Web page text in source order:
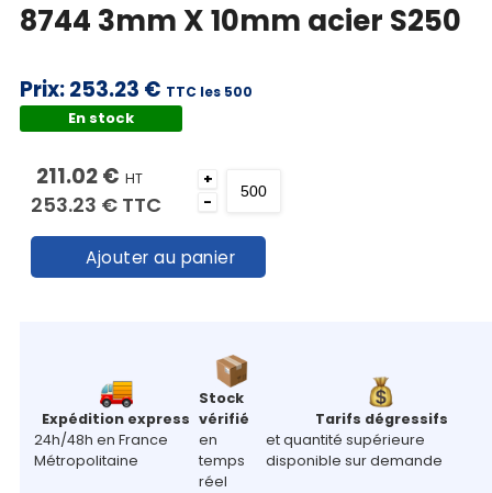
8744 3mm X 10mm acier S250
Prix:253.23 € TTC les 500
En stock
211.02 € HT
253.23 € TTC
+
-
Ajouter au panier
Expédition express
24h/48h en France
Métropolitaine
Stock
vérifié
en
temps
réel
Tarifs dégressifs
et quantité supérieure
disponible sur demande